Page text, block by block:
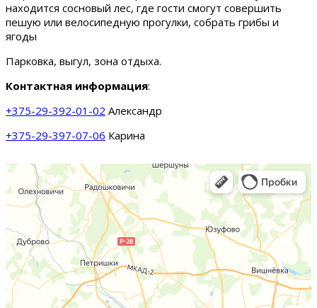
находится сосновый лес, где гости смогут совершить
пешую или велосипедную прогулки, собрать грибы и
ягоды
Парковка, выгул, зона отдыха.
Контактная информация:
+375-29-392-01-02 Александр
+375-29-397-07-06 Карина